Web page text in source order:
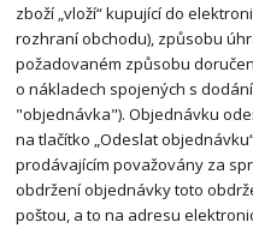
zboží „vloží“ kupující do
rozhraní obchodu), způsobu
požadovaném způsobu
o nákladech spojených s
"objednávka"). Objednávku
na tlačítko „Odeslat
prodávajícím považovány za
obdržení objednávky toto
poštou, a to na adresu